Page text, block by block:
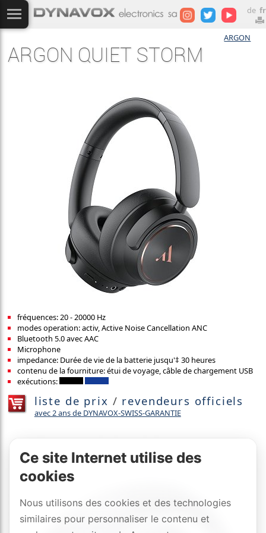
de fr
ARGON
ARGON QUIET STORM
fréquences: 20 - 20000 Hz
modes operation: activ, Active Noise Cancellation ANC
Bluetooth 5.0 avec AAC
Microphone
impedance: Durée de vie de la batterie jusqu'‡ 30 heures
contenu de la fourniture: étui de voyage, câble de chargement USB
exécutions:
liste de prix / revendeurs officiels
avec 2 ans de DYNAVOX-SWISS-GARANTIE
Ce site Internet utilise des
cookies
Nous utilisons des cookies et des technologies
similaires pour personnaliser le contenu et